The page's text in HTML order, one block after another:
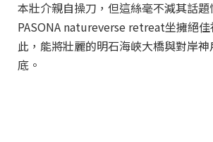
本壯介親自操刀，但這絲毫不減其話
PASONA natureverse retreat坐擁絕
此，能將壯麗的明石海峽大橋與對岸
底。